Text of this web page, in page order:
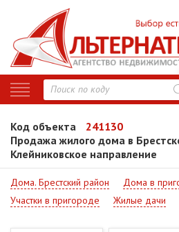
Код объекта
241130
Продажа жилого дома в
Клейниковское направление
Дома. Брестский район Дома в
Участки в пригороде
Жилые дачи